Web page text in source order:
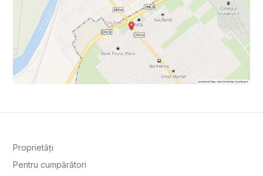
Proprietăți
Pentru cumpărători